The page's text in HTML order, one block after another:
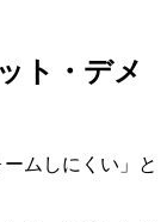
ト・デメ
ムしにくい」と